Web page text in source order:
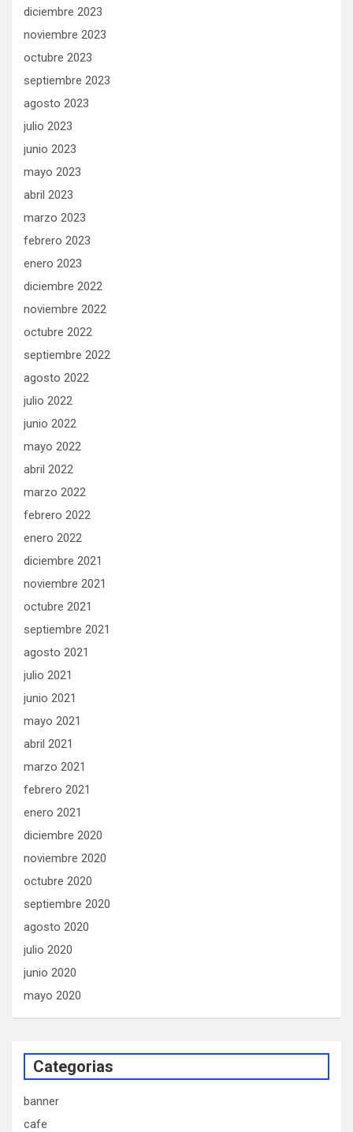
diciembre 2023
noviembre 2023
octubre 2023
septiembre 2023
agosto 2023
julio 2023
junio 2023
mayo 2023
abril 2023
marzo 2023
febrero 2023
enero 2023
diciembre 2022
noviembre 2022
octubre 2022
septiembre 2022
agosto 2022
julio 2022
junio 2022
mayo 2022
abril 2022
marzo 2022
febrero 2022
enero 2022
diciembre 2021
noviembre 2021
octubre 2021
septiembre 2021
agosto 2021
julio 2021
junio 2021
mayo 2021
abril 2021
marzo 2021
febrero 2021
enero 2021
diciembre 2020
noviembre 2020
octubre 2020
septiembre 2020
agosto 2020
julio 2020
junio 2020
mayo 2020
Categorias
banner
cafe